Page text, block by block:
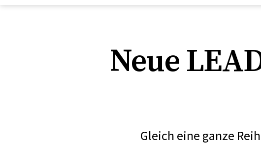
Region
Neue
Gleich eine ganze